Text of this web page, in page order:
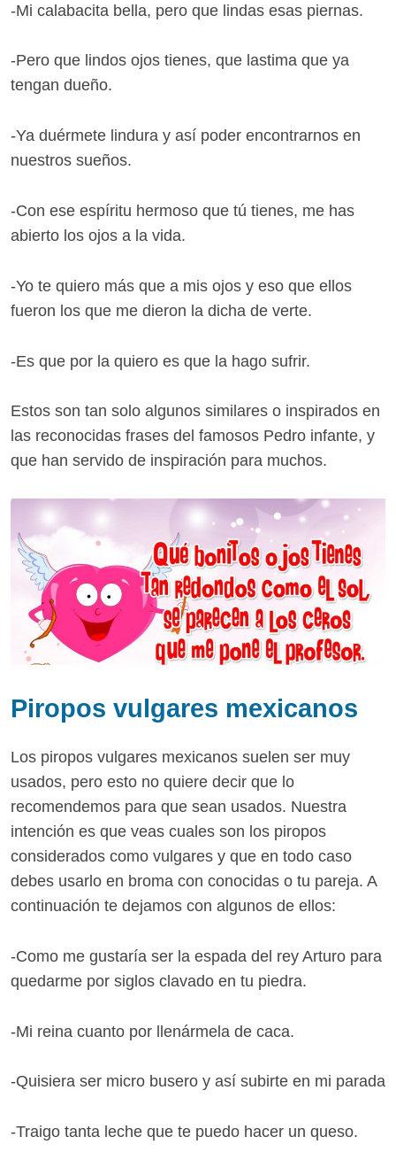
-Mi calabacita bella, pero que lindas esas piernas.
-Pero que lindos ojos tienes, que lastima que ya
tengan dueño.
-Ya duérmete lindura y así poder encontrarnos en
nuestros sueños.
-Con ese espíritu hermoso que tú tienes, me has
abierto los ojos a la vida.
-Yo te quiero más que a mis ojos y eso que ellos
fueron los que me dieron la dicha de verte.
-Es que por la quiero es que la hago sufrir.
Estos son tan solo algunos similares o inspirados en
las reconocidas frases del famosos Pedro infante, y
que han servido de inspiración para muchos.
Piropos vulgares mexicanos
Los piropos vulgares mexicanos suelen ser muy
usados, pero esto no quiere decir que lo
recomendemos para que sean usados. Nuestra
intención es que veas cuales son los piropos
considerados como vulgares y que en todo caso
debes usarlo en broma con conocidas o tu pareja. A
continuación te dejamos con algunos de ellos:
-Como me gustaría ser la espada del rey Arturo para
quedarme por siglos clavado en tu piedra.
-Mi reina cuanto por llenármela de caca.
-Quisiera ser micro busero y así subirte en mi parada
-Traigo tanta leche que te puedo hacer un queso.